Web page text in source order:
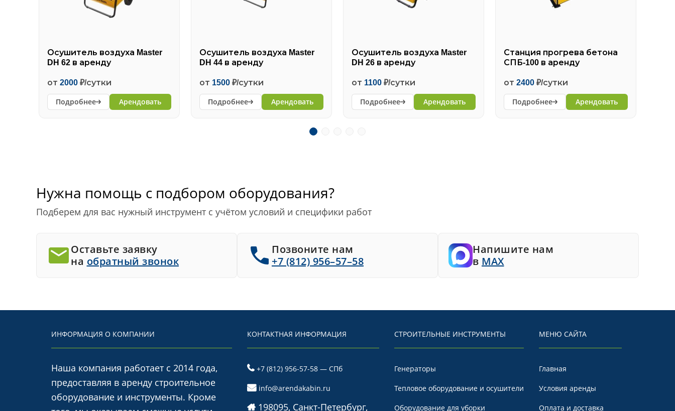
Осушитель воздуха Master
DH 62 в аренду
от 2000 ₽/сутки
Подробнее Арендовать
Осушитель воздуха Master
DH 44 в аренду
от 1500 ₽/сутки
Подробнее Арендовать
Осушитель воздуха Master
DH 26 в аренду
от 1100 ₽/сутки
Подробнее Арендовать
Станция прогрева бетона
СПБ-100 в аренду
от 2400 ₽/сутки
Подробнее Арендовать
Нужна помощь с подбором оборудования?
Подберем для вас нужный инструмент с учётом условий и специфики работ
Оставьте заявку
на обратный звонок
Позвоните нам
+7 (812) 956–57–58
Напишите нам
в MAX
ИНФОРМАЦИЯ О КОМПАНИИ
Наша компания работает с 2014 года,
предоставляя в аренду строительное
оборудование и инструменты. Кроме
КОНТАКТНАЯ ИНФОРМАЦИЯ
+7 (812) 956-57-58 — СПб
info@arendakabin.ru
198095, Санкт-Петербург,
СТРОИТЕЛЬНЫЕ ИНСТРУМЕНТЫ
Генераторы
Тепловое оборудование и осушители
Оборудование для уборки
МЕНЮ САЙТА
Главная
Условия аренды
Оплата и доставка